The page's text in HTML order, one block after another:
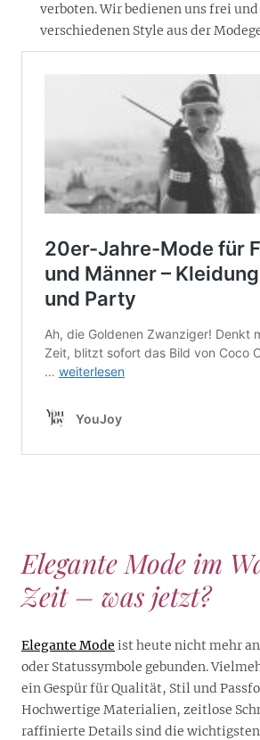
verboten. Wir bedienen uns frei
verschiedenen Style aus der
Elegante Mode im
Zeit – was jetzt?
Elegante Mode ist heute nicht mehr
oder Statussymbole gebunden.
ein Gespür für Qualität, Stil und
Hochwertige Materialien, zeitlose
raffinierte Details sind die